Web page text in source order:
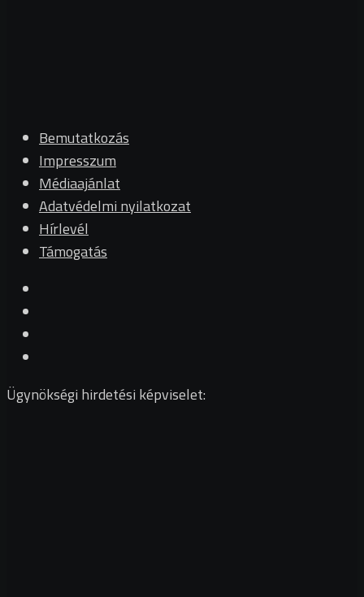
Bemutatkozás
Impresszum
Médiaajánlat
Adatvédelmi nyilatkozat
Hírlevél
Támogatás
Ügynökségi hirdetési képviselet: